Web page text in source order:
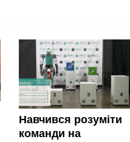
Навчився розуміти
команди на